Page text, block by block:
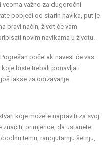
veoma važno za dugoročni
pobjeći od starih navika, put je
pravi način, život će vam
novim navikama u životu.
početak navest će vas
biste trebali ponavljati
lakše za održavanje.
koje možete napraviti za svoj
značiti, primjerice, da ustanete
temu, ranojutarnju šetnju,